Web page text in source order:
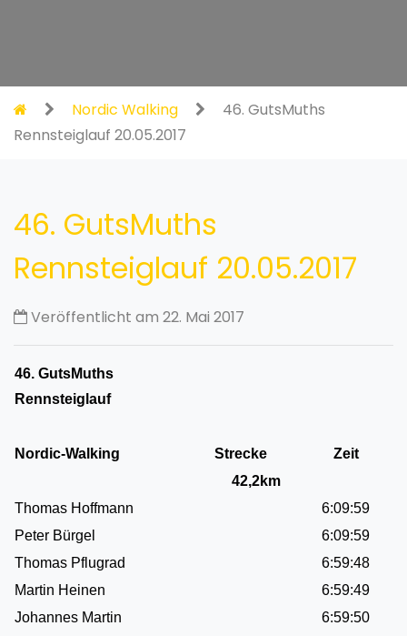
Nordic Walking
46. GutsMuths
Rennsteiglauf 20.05.2017
46. GutsMuths
Rennsteiglauf 20.05.2017
Veröffentlicht am 22. Mai 2017
46. GutsMuths
Rennsteiglauf
Nordic-Walking Strecke
Zeit
42,2km
Thomas Hoffmann
6:09:59
Peter Bürgel
6:09:59
Thomas Pflugrad
6:59:48
Martin Heinen
6:59:49
Johannes Martin
6:59:50